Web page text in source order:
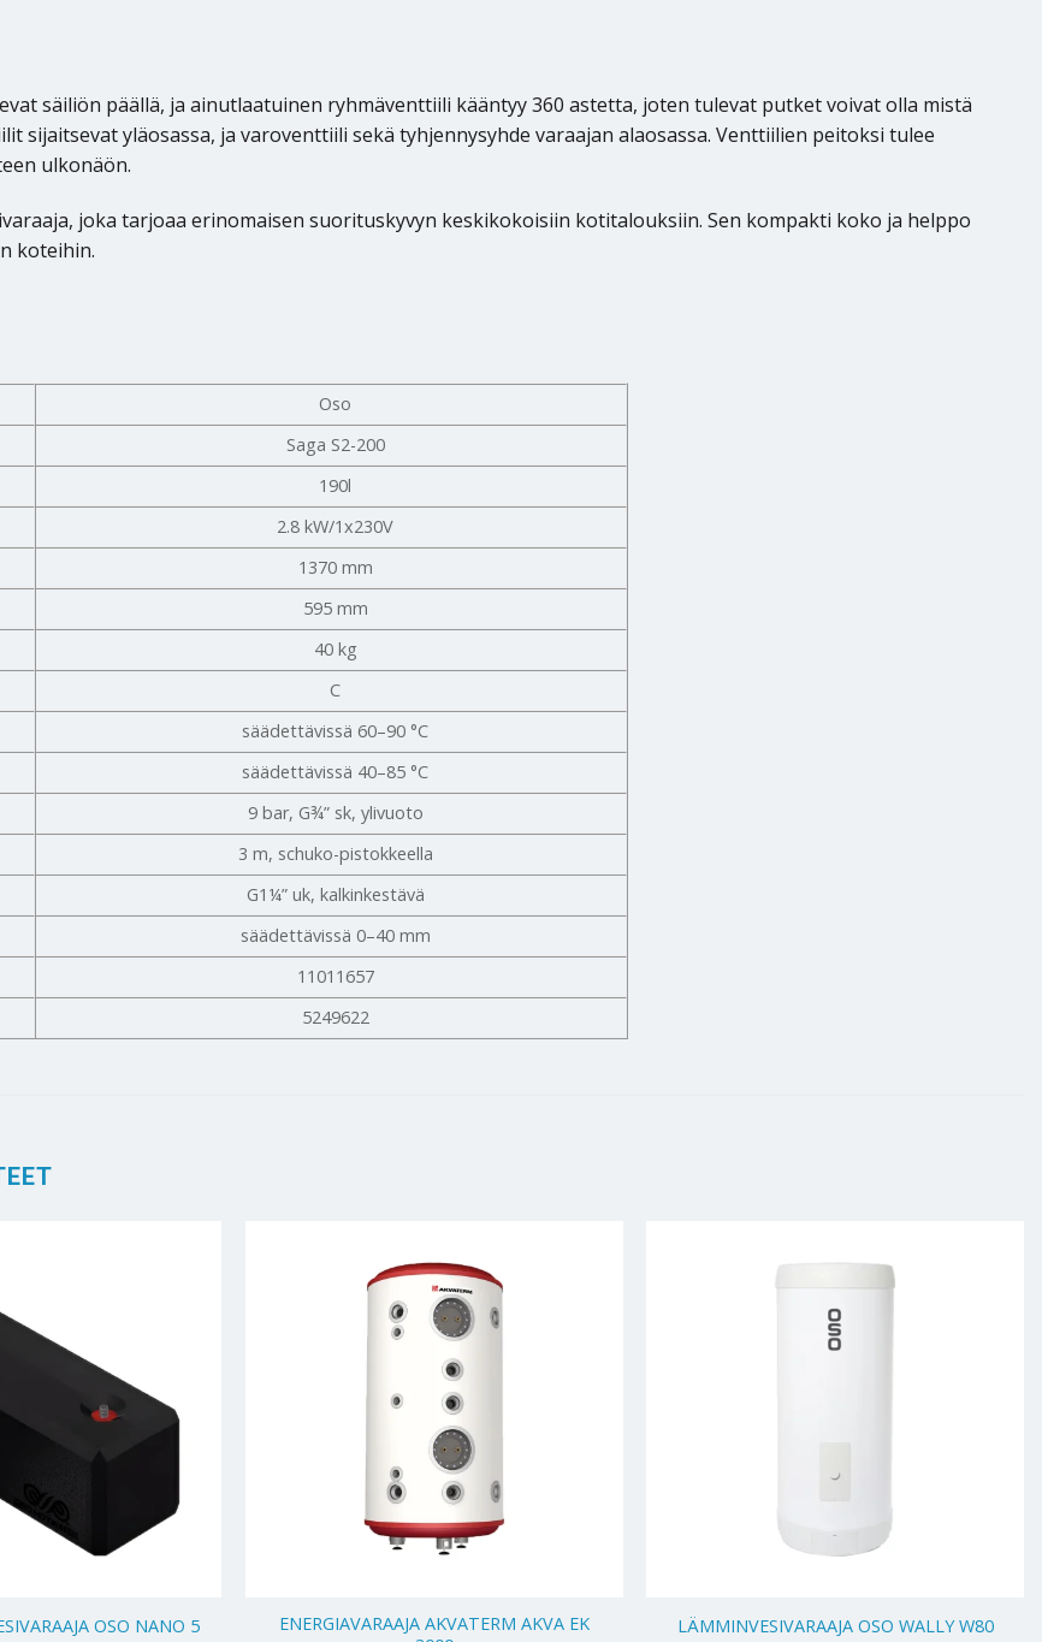
säiliön päällä, ja ainutlaatuinen ryhmäventtiili kääntyy 360 astetta, joten tulevat putket voivat olla mistä
sijaitsevat yläosassa, ja varoventtiili sekä tyhjennysyhde varaajan alaosassa. Venttiilien peitoksi tulee
ulkonäön.
joka tarjoaa erinomaisen suorituskyvyn keskikokoisiin kotitalouksiin. Sen kompakti koko ja helppo
koteihin.
Oso
Saga S2-200
190l
2.8 kW/1x230V
1370 mm
595 mm
40 kg
C
säädettävissä 60–90 °C
säädettävissä 40–85 °C
9 bar, G¾” sk, ylivuoto
3 m, schuko-pistokkeella
G1¼” uk, kalkinkestävä
säädettävissä 0–40 mm
11011657
5249622
OSO NANO 5
ENERGIAVARAAJA AKVATERM AKVA EK
LÄMMINVESIVARAAJA OSO WALLY W80